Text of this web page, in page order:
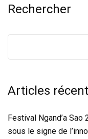
Rechercher
Articles
Festival Ngand’a
sous le signe de